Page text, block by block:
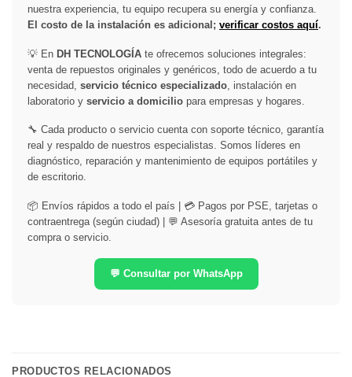
nuestra experiencia, tu equipo recupera su energía y confianza.
El costo de la instalación es adicional; verificar costos aquí.
💡 En DH TECNOLOGÍA te ofrecemos soluciones integrales:
venta de repuestos originales y genéricos, todo de acuerdo a tu
necesidad, servicio técnico especializado , instalación en
laboratorio y servicio a domicilio para empresas y hogares.
🔧 Cada producto o servicio cuenta con soporte técnico, garantía
real y respaldo de nuestros especialistas. Somos líderes en
diagnóstico, reparación y mantenimiento de equipos portátiles y
de escritorio.
📦 Envíos rápidos a todo el país | 💳 Pagos por PSE, tarjetas o
contraentrega (según ciudad) | 💬 Asesoría gratuita antes de tu
compra o servicio.
💬 Consultar por WhatsApp
PRODUCTOS RELACIONADOS